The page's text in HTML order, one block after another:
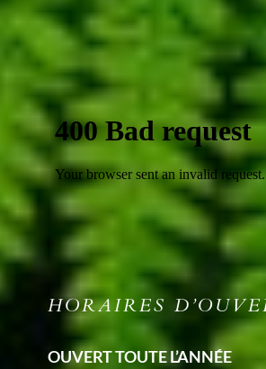
HORAIRES
OUVERT TOUTE L’ANNÉE